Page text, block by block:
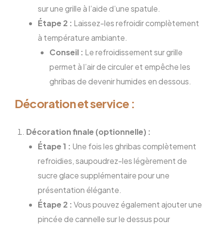
sur une grille à l’aide d’une spatule.
Étape 2 : Laissez-les refroidir complètement
à température ambiante.
Conseil : Le refroidissement sur grille
permet à l’air de circuler et empêche les
ghribas de devenir humides en dessous.
Décoration et service :
Décoration finale (optionnelle) :
Étape 1 : Une fois les ghribas complètement
refroidies, saupoudrez-les légèrement de
sucre glace supplémentaire pour une
présentation élégante.
Étape 2 : Vous pouvez également ajouter une
pincée de cannelle sur le dessus pour